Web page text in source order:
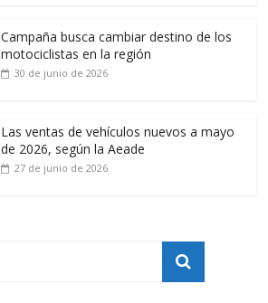
Campaña busca cambiar destino de los
motociclistas en la región
30 de junio de 2026
Las ventas de vehículos nuevos a mayo
de 2026, según la Aeade
27 de junio de 2026